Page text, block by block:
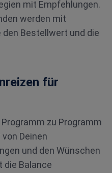
mit Empfehlungen.
werden mit
den Bestellwert und die
für
zu Programm
Deinen
und den Wünschen
die Balance